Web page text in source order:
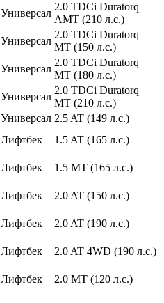
Универсал
2.0 TDCi Duratorq
AMT (210 л.с.)
Универсал
2.0 TDCi Duratorq
MT (150 л.с.)
Универсал
2.0 TDCi Duratorq
MT (180 л.с.)
Универсал
2.0 TDCi Duratorq
MT (210 л.с.)
Универсал 2.5 AT (149 л.с.)
Лифтбек 1.5 AT (165 л.с.)
Лифтбек 1.5 MT (165 л.с.)
Лифтбек 2.0 AT (150 л.с.)
Лифтбек 2.0 AT (190 л.с.)
Лифтбек 2.0 AT 4WD (190 л.с.)
Лифтбек 2.0 MT (120 л.с.)